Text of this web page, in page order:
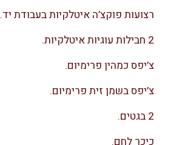
רצועות פוקצ’ה איטלקיות בעבודת יד.
2 חבילות עוגיות איטלקיות.
צ’יפס כמהין פרימיום.
צ’יפס בשמן זית פרימיום.
2 בגטים.
כיכר לחם.